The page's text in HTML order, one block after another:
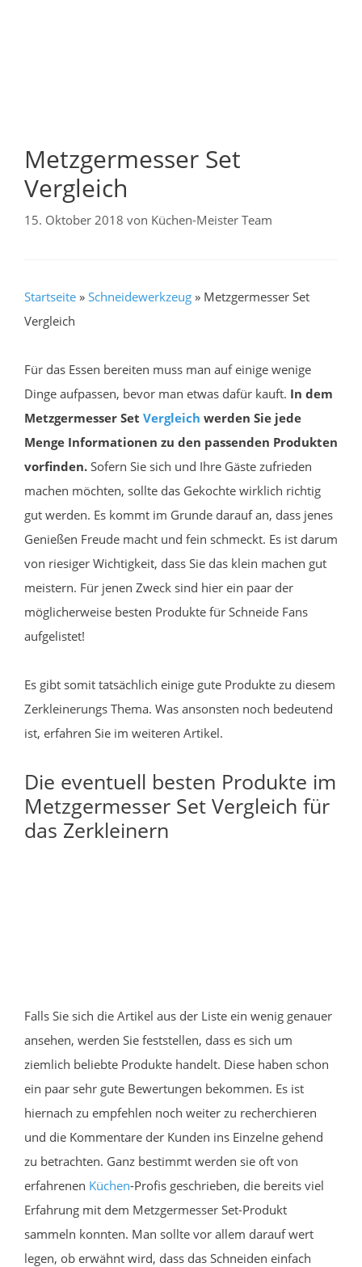
Metzgermesser Set
Vergleich
15. Oktober 2018 von Küchen-Meister Team
Startseite » Schneidewerkzeug » Metzgermesser Set
Vergleich
Für das Essen bereiten muss man auf einige wenige
Dinge aufpassen, bevor man etwas dafür kauft. In dem
Metzgermesser Set Vergleich werden Sie jede
Menge Informationen zu den passenden Produkten
vorfinden. Sofern Sie sich und Ihre Gäste zufrieden
machen möchten, sollte das Gekochte wirklich richtig
gut werden. Es kommt im Grunde darauf an, dass jenes
Genießen Freude macht und fein schmeckt. Es ist darum
von riesiger Wichtigkeit, dass Sie das klein machen gut
meistern. Für jenen Zweck sind hier ein paar der
möglicherweise besten Produkte für Schneide Fans
aufgelistet!
Es gibt somit tatsächlich einige gute Produkte zu diesem
Zerkleinerungs Thema. Was ansonsten noch bedeutend
ist, erfahren Sie im weiteren Artikel.
Die eventuell besten Produkte im
Metzgermesser Set Vergleich für
das Zerkleinern
Falls Sie sich die Artikel aus der Liste ein wenig genauer
ansehen, werden Sie feststellen, dass es sich um
ziemlich beliebte Produkte handelt. Diese haben schon
ein paar sehr gute Bewertungen bekommen. Es ist
hiernach zu empfehlen noch weiter zu recherchieren
und die Kommentare der Kunden ins Einzelne gehend
zu betrachten. Ganz bestimmt werden sie oft von
erfahrenen Küchen-Profis geschrieben, die bereits viel
Erfahrung mit dem Metzgermesser Set-Produkt
sammeln konnten. Man sollte vor allem darauf wert
legen, ob erwähnt wird, dass das Schneiden einfach